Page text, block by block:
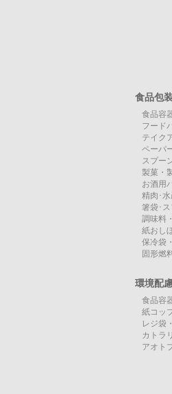
食品包
食品容
フード
テイク
ペーパ
スプー
製菓・
お酒用
精肉･
箸袋･
調味料
紙おし
保冷袋
固形燃
環境配
食品容
紙コッ
レジ袋
カトラ
アオト